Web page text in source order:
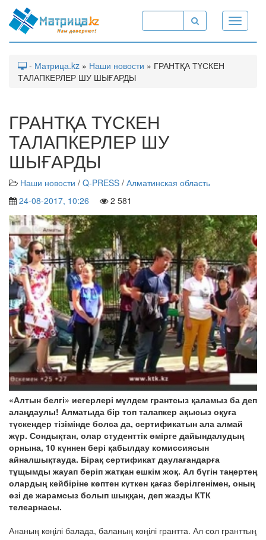
Toggle
- Матрица.kz » Наши новости » ГРАНТҚА ТҮСКЕН
ТАЛАПКЕРЛЕР ШУ ШЫҒАРДЫ
ГРАНТҚА ТҮСКЕН
ТАЛАПКЕРЛЕР ШУ
ШЫҒАРДЫ
Наши новости / Q-PRESS / Алматинская область
24-08-2017, 10:26
2 581
«Алтын белгі» иегерлері мүлдем грантсыз қаламыз ба деп
алаңдаулы! Алматыда бір топ талапкер ақысыз оқуға
түскендер тізімінде болса да, сертификатын ала алмай
жүр. Сондықтан, олар студенттік өмірге дайындалудың
орнына, 10 күннен бері қабылдау комиссиясын
айналшықтауда. Бірақ сертификат даулағандарға
тұщымды жауап беріп жатқан ешкім жоқ. Ал бүгін таңертең
олардың кейбіріне көптен күткен қағаз берілгенімен, оның
өзі де жарамсыз болып шыққан, деп жазды КТК
телеарнасы.
Ананың көңілі балада, баланың көңілі грантта. Ал сол гранттың